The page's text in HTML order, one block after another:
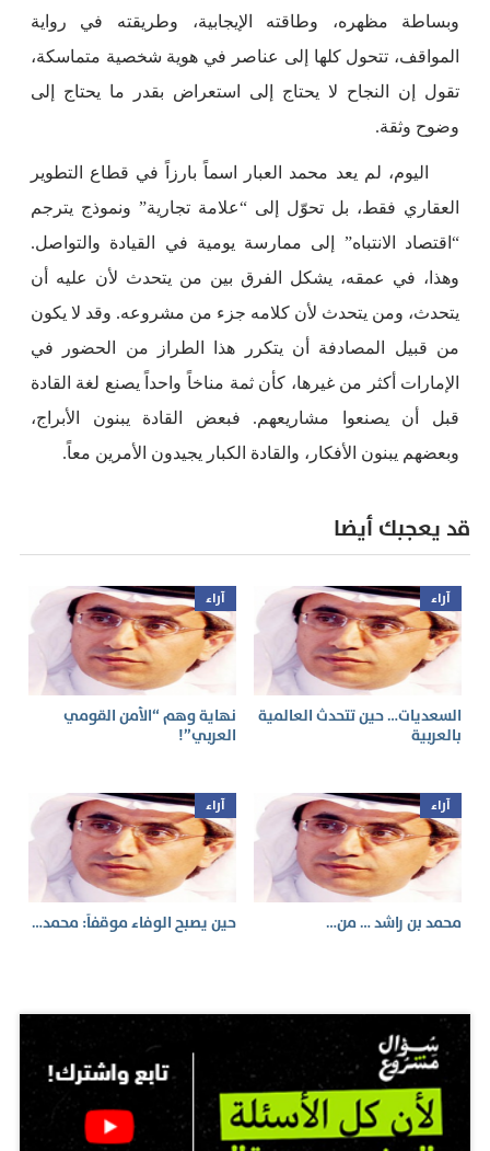
وبساطة مظهره، وطاقته الإيجابية، وطريقته في رواية
المواقف، تتحول كلها إلى عناصر في هوية شخصية متماسكة،
تقول إن النجاح لا يحتاج إلى استعراض بقدر ما يحتاج إلى
وضوح وثقة.
اليوم، لم يعد محمد العبار اسماً بارزاً في قطاع التطوير
العقاري فقط، بل تحوّل إلى “علامة تجارية” ونموذج يترجم
“اقتصاد الانتباه” إلى ممارسة يومية في القيادة والتواصل.
وهذا، في عمقه، يشكل الفرق بين من يتحدث لأن عليه أن
يتحدث، ومن يتحدث لأن كلامه جزء من مشروعه. وقد لا يكون
من قبيل المصادفة أن يتكرر هذا الطراز من الحضور في
الإمارات أكثر من غيرها، كأن ثمة مناخاً واحداً يصنع لغة القادة
قبل أن يصنعوا مشاريعهم. فبعض القادة يبنون الأبراج،
وبعضهم يبنون الأفكار، والقادة الكبار يجيدون الأمرين معاً.
قد يعجبك أيضا
آراء
السعديات… حين تتحدث العالمية
بالعربية
آراء
نهاية وهم “الأمن القومي
العربي”!
آراء
محمد بن راشد … من…
آراء
حين يصبح الوفاء موقفاً: محمد…